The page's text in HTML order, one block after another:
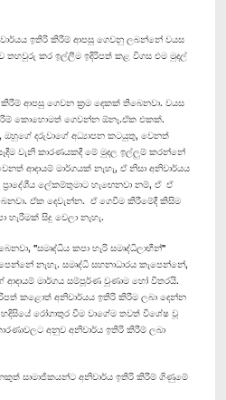
ඉතිරි කිරීම් ආපසු ගෙවනු ලබන්නේ වයස
තහවුරු කර ඉල්ලීම ඉදිරිපත් කළ විගස එම මුදල්
ආපසු ගෙවන ක්‍රම දෙකක් තිබෙනවා. වයස
කොහොමත් ගෙවන්න ඕනෑ.ඒක එකක්.
ඔහුගේ දරුවාගේ අධ්‍යාපන කටයුතු, වෙනත්
වැනි කාරණයකදී මේ මුදල ඉල්ලුම් කරන්නේ
ආදායම් මාර්ගයක් නැහැ, ඒ නිසා අනිවාර්යය
ලේකම්තුමාට හැ‍ඟෙනවා නම්, ඒ ඒ
ඒක දෙවැන්න. ඒ ගෙවීම කිරීමේදී කිසිම
හැරීමක් සිදු වෙලා නැහැ.
''සමෘද්ධිය කපා හැරි සමෘද්ධිලාභීන්''
නැහැ. සමෘද්ධි සහනාධාරය කැපෙන්නේ,
ආදායම් මාර්ගය සම්පූර්ණ වුණාම හෝ විතරයි.
කළොත් අනිවාර්යය ඉතිරි කිරීම ලබා දෙන්න
රෝගාතුර වීම වාගේම තවත් විශේෂ වූ
අනුව අනිවාර්ය ඉතිරි කිරීම් ලබා
සාමාජිකයන්ට අනිවාර්ය ඉතිරි කිරීම් ගිණුමේ